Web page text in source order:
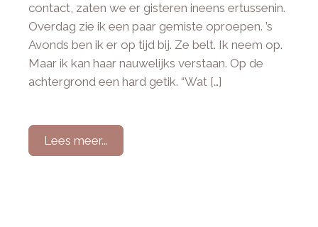
contact, zaten we er gisteren ineens ertussenin.
Overdag zie ik een paar gemiste oproepen. ’s
Avonds ben ik er op tijd bij. Ze belt. Ik neem op.
Maar ik kan haar nauwelijks verstaan. Op de
achtergrond een hard getik. “Wat […]
Lees meer...